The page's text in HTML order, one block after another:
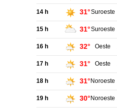
14 h 31°Suroeste
15 h 31°Suroeste
16 h 32° Oeste
17 h 31° Oeste
18 h 31° Noroeste
19 h 30° Noroeste